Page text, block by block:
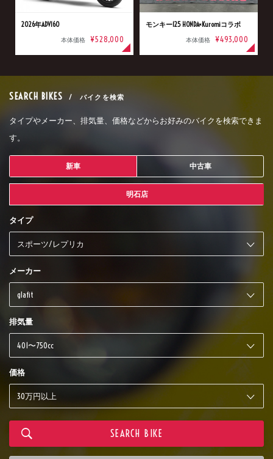
2026年ADV160
本体価格 ¥528,000
モンキー125 HONDA×Kuromiコラボ
本体価格 ¥493,000
SEARCH BIKES / バイクを検索
タイプやメーカー、排気量、価格などからお好みのバイクを検索できま
す。
新車 中古車
明石店
タイプ
メーカー
排気量
価格